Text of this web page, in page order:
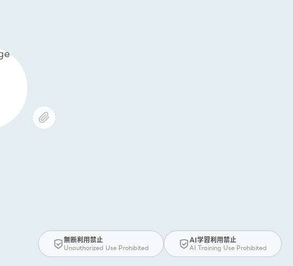
無断利用禁止
Unauthorized Use Prohibited
AI学習利用禁止
AI Training Use Prohibited